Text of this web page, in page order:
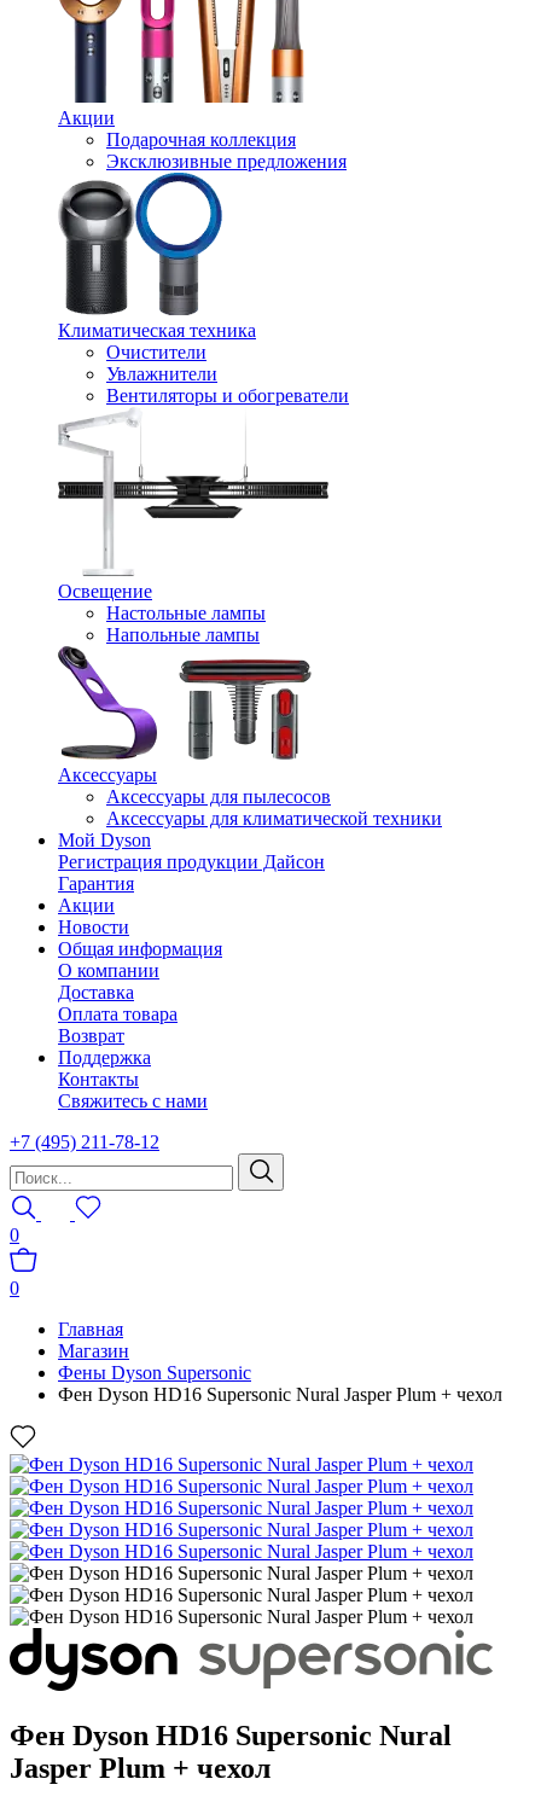
Акции
Подарочная коллекция
Эксклюзивные предложения
Климатическая техника
Очистители
Увлажнители
Вентиляторы и обогреватели
Освещение
Настольные лампы
Напольные лампы
Аксессуары
Аксессуары для пылесосов
Аксессуары для климатической техники
Мой Dyson
Регистрация продукции Дайсон
Гарантия
Акции
Новости
Общая информация
О компании
Доставка
Оплата товара
Возврат
Поддержка
Контакты
Свяжитесь с нами
+7 (495) 211-78-12
0
0
Главная
Магазин
Фены Dyson Supersonic
Фен Dyson HD16 Supersonic Nural Jasper Plum + чехол
Фен Dyson HD16 Supersonic Nural
Jasper Plum + чехол